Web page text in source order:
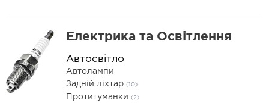
Електрика та Освітлення
Автосвітло
Автолампи
Задній ліхтар (10)
Протитуманки (2)